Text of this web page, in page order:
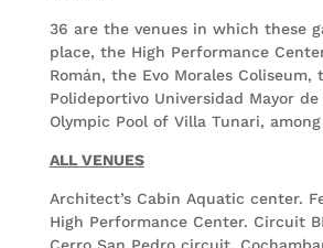
36 are the venues in which these
place, the High Performance
Román, the Evo Morales Coliseum,
Polideportivo Universidad Mayor
Olympic Pool of Villa Tunari,
ALL VENUES
Architect’s Cabin Aquatic center.
High Performance Center. Circuit